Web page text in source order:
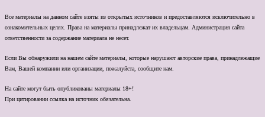
Все материалы на данном сайте взяты из открытых источников и предоставляются исключительно в
ознакомительных целях. Права на материалы принадлежат их владельцам. Администрация сайта
ответственности за содержание материала не несет.
Если Вы обнаружили на нашем сайте материалы, которые нарушают авторские права, принадлежащие
Вам, Вашей компании или организации, пожалуйста, сообщите нам.
На сайте могут быть опубликованы материалы 18+!
При цитировании ссылка на источник обязательна.